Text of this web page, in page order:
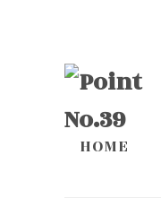
HOME